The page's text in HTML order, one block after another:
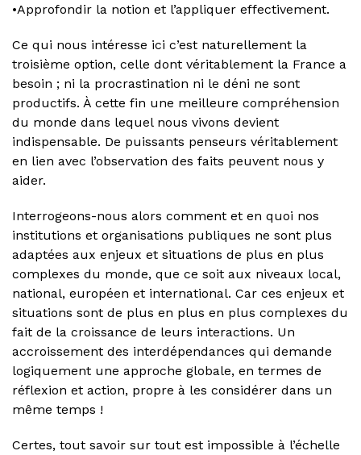
•Approfondir la notion et l’appliquer effectivement.
Ce qui nous intéresse ici c’est naturellement la
troisième option, celle dont véritablement la France a
besoin ; ni la procrastination ni le déni ne sont
productifs. À cette fin une meilleure compréhension
du monde dans lequel nous vivons devient
indispensable. De puissants penseurs véritablement
en lien avec l’observation des faits peuvent nous y
aider.
Interrogeons-nous alors comment et en quoi nos
institutions et organisations publiques ne sont plus
adaptées aux enjeux et situations de plus en plus
complexes du monde, que ce soit aux niveaux local,
national, européen et international. Car ces enjeux et
situations sont de plus en plus en plus complexes du
fait de la croissance de leurs interactions. Un
accroissement des interdépendances qui demande
logiquement une approche globale, en termes de
réflexion et action, propre à les considérer dans un
même temps !
Certes, tout savoir sur tout est impossible à l’échelle